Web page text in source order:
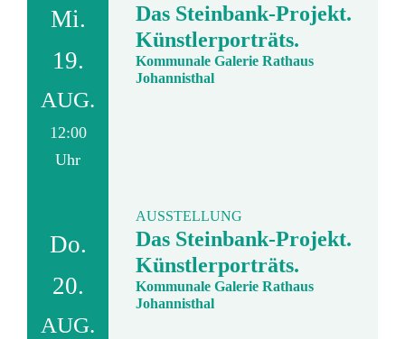
Mi.
19.
AUG.
12:00
Uhr
Das Steinbank-Projekt.
Künstlerporträts.
Kommunale Galerie Rathaus
Johannisthal
Do.
20.
AUG.
AUSSTELLUNG
Das Steinbank-Projekt.
Künstlerporträts.
Kommunale Galerie Rathaus
Johannisthal